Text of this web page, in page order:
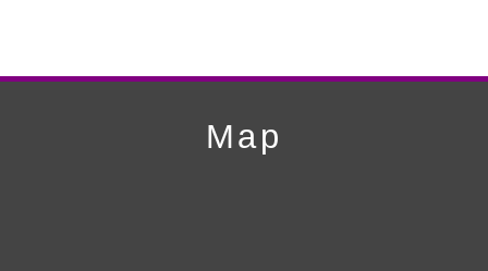
第12回人形供養祭平成22年3月9日
平成21年12月4日
Map